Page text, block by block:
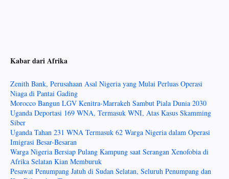
Kabar dari Afrika
Zenith Bank, Perusahaan Asal Nigeria yang Mulai Perluas Operasi
Niaga di Pantai Gading
Morocco Bangun LGV Kenitra-Marrakeh Sambut Piala Dunia 2030
Uganda Deportasi 169 WNA, Termasuk WNI, Atas Kasus Skamming
Siber
Uganda Tahan 231 WNA Termasuk 62 Warga Nigeria dalam Operasi
Imigrasi Besar-Besaran
Warga Nigeria Bersiap Pulang Kampung saat Serangan Xenofobia di
Afrika Selatan Kian Memburuk
Pesawat Penumpang Jatuh di Sudan Selatan, Seluruh Penumpang dan